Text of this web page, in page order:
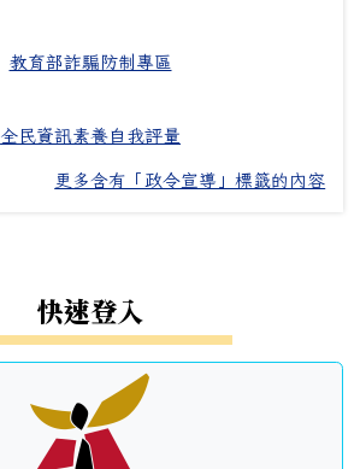
教育部詐騙防制專區
全民資訊素養自我評量
更多含有「政令宣導」標籤的內容
快速登入